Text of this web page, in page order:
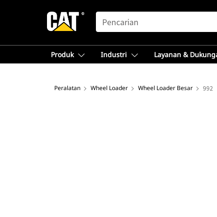
SEARCH
Produk Industri Layanan &
Peralatan Wheel Loader Wheel Loader Besar 992